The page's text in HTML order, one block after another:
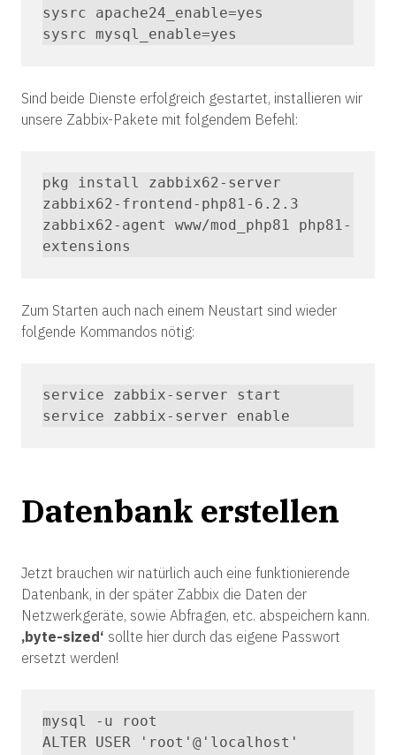
sysrc apache24_enable=yes
sysrc mysql_enable=yes
Sind beide Dienste erfolgreich gestartet, installieren wir
unsere Zabbix-Pakete mit folgendem Befehl:
pkg install zabbix62-server
zabbix62-frontend-php81-6.2.3
zabbix62-agent www/mod_php81 php81-
extensions
Zum Starten auch nach einem Neustart sind wieder
folgende Kommandos nötig:
service zabbix-server start
service zabbix-server enable
Datenbank erstellen
Jetzt brauchen wir natürlich auch eine funktionierende
Datenbank, in der später Zabbix die Daten der
Netzwerkgeräte, sowie Abfragen, etc. abspeichern kann.
‚byte-sized‘ sollte hier durch das eigene Passwort
ersetzt werden!
mysql -u root
ALTER USER 'root'@'localhost'